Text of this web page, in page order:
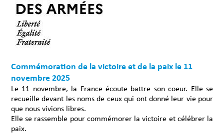
Commémoration de la victoire et de la paix le 11
novembre 2025
Le 11 novembre, la France écoute battre son coeur. Elle se
recueille devant les noms de ceux qui ont donné leur vie pour
que nous vivions libres.
Elle se rassemble pour commémorer la victoire et célébrer la
paix.